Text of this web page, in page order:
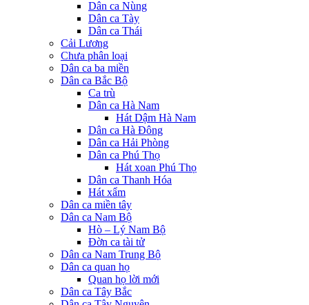
Dân ca Nùng
Dân ca Tày
Dân ca Thái
Cải Lương
Chưa phân loại
Dân ca ba miền
Dân ca Bắc Bộ
Ca trù
Dân ca Hà Nam
Hát Dậm Hà Nam
Dân ca Hà Đông
Dân ca Hải Phòng
Dân ca Phú Thọ
Hát xoan Phú Thọ
Dân ca Thanh Hóa
Hát xẩm
Dân ca miền tây
Dân ca Nam Bộ
Hò – Lý Nam Bộ
Đờn ca tài tử
Dân ca Nam Trung Bộ
Dân ca quan họ
Quan họ lời mới
Dân ca Tây Bắc